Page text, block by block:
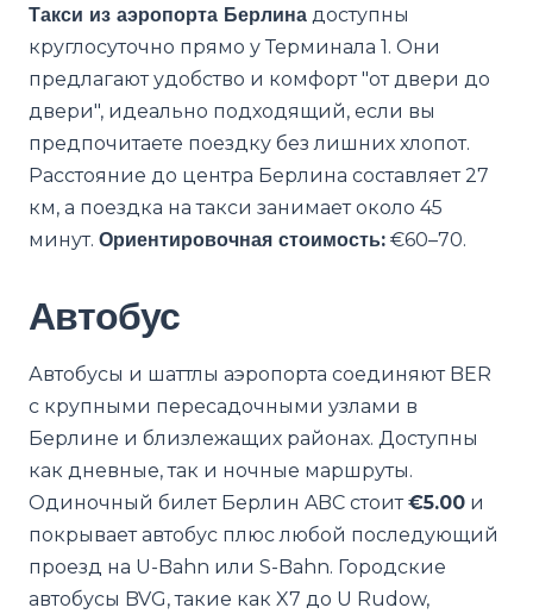
Такси из аэропорта Берлина доступны
круглосуточно прямо у Терминала 1. Они
предлагают удобство и комфорт "от двери до
двери", идеально подходящий, если вы
предпочитаете поездку без лишних хлопот.
Расстояние до центра Берлина составляет 27
км, а поездка на такси занимает около 45
минут. Ориентировочная стоимость: €60–70.
Автобус
Автобусы и шаттлы аэропорта соединяют BER
с крупными пересадочными узлами в
Берлине и близлежащих районах. Доступны
как дневные, так и ночные маршруты.
Одиночный билет Берлин ABC стоит€5.00 и
покрывает автобус плюс любой последующий
проезд на U-Bahn или S-Bahn. Городские
автобусы BVG, такие как X7 до U Rudow,